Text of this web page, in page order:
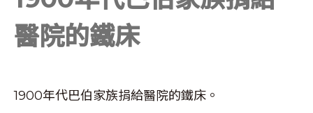
醫院的鐵床
1900年代巴伯家族捐給醫院的鐵床。